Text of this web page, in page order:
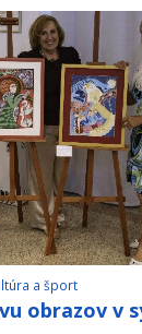
a šport
obrazov v